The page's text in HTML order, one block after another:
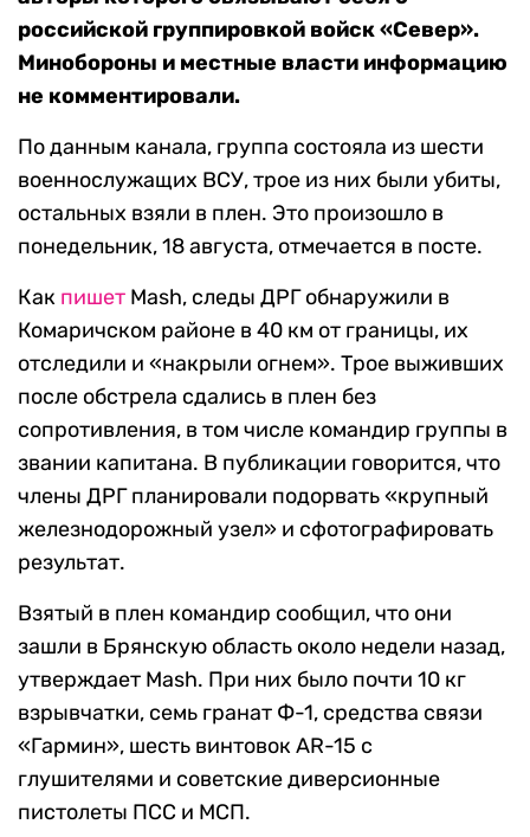
российской группировкой войск «Север».
Минобороны и местные власти информацию
не комментировали.
По данным канала, группа состояла из шести
военнослужащих ВСУ, трое из них были убиты,
остальных взяли в плен. Это произошло в
понедельник, 18 августа, отмечается в посте.
Как пишет Mash, следы ДРГ обнаружили в
Комаричском районе в 40 км от границы, их
отследили и «накрыли огнем». Трое выживших
после обстрела сдались в плен без
сопротивления, в том числе командир группы в
звании капитана. В публикации говорится, что
члены ДРГ планировали подорвать «крупный
железнодорожный узел» и сфотографировать
результат.
Взятый в плен командир сообщил, что они
зашли в Брянскую область около недели назад,
утверждает Mash. При них было почти 10 кг
взрывчатки, семь гранат Ф-1, средства связи
«Гармин», шесть винтовок AR-15 с
глушителями и советские диверсионные
пистолеты ПСС и МСП.